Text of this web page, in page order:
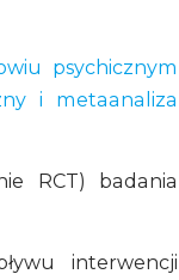
psychicznym
i metaanaliza
RCT) badania
interwencji